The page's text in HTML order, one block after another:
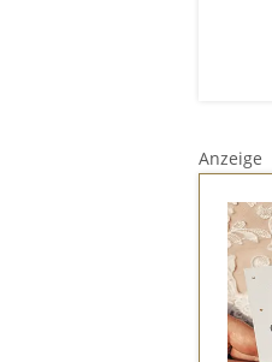
Anzeige